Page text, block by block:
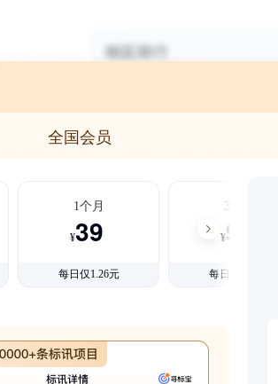
全国会员
1个月
¥39
每日仅1.26元
3个月
¥99
每日仅1.08元